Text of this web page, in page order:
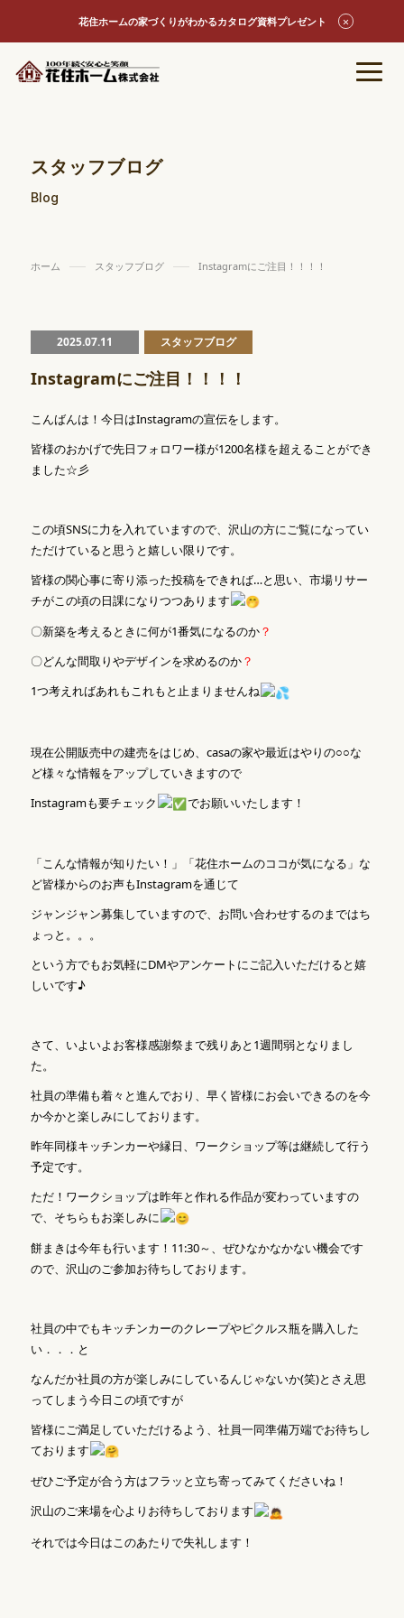
花住ホームの家づくりがわかるカタログ資料プレゼント
スタッフブログ
Blog
ホーム スタッフブログ Instagramにご注目！！！！
2025.07.11 スタッフブログ
Instagramにご注目！！！！
こんばんは！今日はInstagramの宣伝をします。
皆様のおかげで先日フォロワー様が1200名様を超えることができ
ました☆彡
この頃SNSに力を入れていますので、沢山の方にご覧になってい
ただけていると思うと嬉しい限りです。
皆様の関心事に寄り添った投稿をできれば…と思い、市場リサー
チがこの頃の日課になりつつあります
〇新築を考えるときに何が1番気になるのか？
〇どんな間取りやデザインを求めるのか？
1つ考えればあれもこれもと止まりませんね
現在公開販売中の建売をはじめ、casaの家や最近はやりの○○な
ど様々な情報をアップしていきますので
Instagramも要チェック
でお願いいたします！
「こんな情報が知りたい！」「花住ホームのココが気になる」な
ど皆様からのお声もInstagramを通じて
ジャンジャン募集していますので、お問い合わせするのまではち
ょっと。。。
という方でもお気軽にDMやアンケートにご記入いただけると嬉
しいです♪
さて、いよいよお客様感謝祭まで残りあと1週間弱となりまし
た。
社員の準備も着々と進んでおり、早く皆様にお会いできるのを今
か今かと楽しみにしております。
昨年同様キッチンカーや縁日、ワークショップ等は継続して行う
予定です。
ただ！ワークショップは昨年と作れる作品が変わっていますの
で、そちらもお楽しみに
餅まきは今年も行います！11:30～、ぜひなかなかない機会です
ので、沢山のご参加お待ちしております。
社員の中でもキッチンカーのクレープやピクルス瓶を購入した
い．．．と
なんだか社員の方が楽しみにしているんじゃないか(笑)とさえ思
ってしまう今日この頃ですが
皆様にご満足していただけるよう、社員一同準備万端でお待ちし
ております
ぜひご予定が合う方はフラッと立ち寄ってみてくださいね！
沢山のご来場を心よりお待ちしております
それでは今日はこのあたりで失礼します！